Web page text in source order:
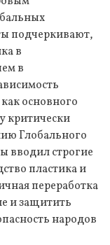
подчеркивают,
в
в
основного
критически
Глобального
вводил строгие
пластика и
переработка
и защитить
народов